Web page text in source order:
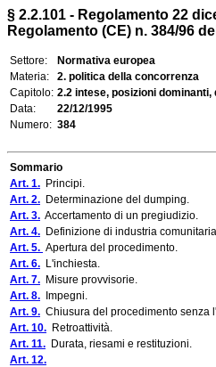
§ 2.2.101 - Regolamento 22
Regolamento (CE) n. 384/96
Settore:
Normativa europea
Materia:
2. politica della concorrenza
Capitolo: 2.2 intese, posizioni
Data:
22/12/1995
Numero: 384
Sommario
Art. 1. Principi.
Art. 2. Determinazione del dumping.
Art. 3. Accertamento di un pregiudizio.
Art. 4. Definizione di industria
Art. 5. Apertura del procedimento.
Art. 6. L'inchiesta.
Art. 7. Misure provvisorie.
Art. 8. Impegni.
Art. 9. Chiusura del procedimento senza
Art. 10. Retroattività.
Art. 11. Durata, riesami e restituzioni.
Art. 12.